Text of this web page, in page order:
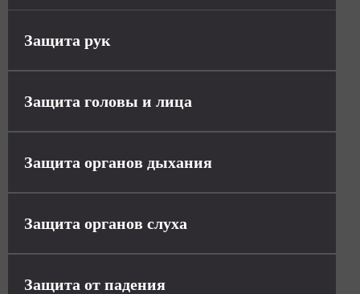
Защита рук
Защита головы и лица
Защита органов дыхания
Защита органов слуха
Защита от падения